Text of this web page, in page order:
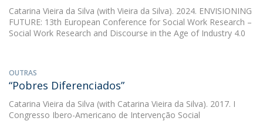
Catarina Vieira da Silva (with Vieira da Silva). 2024. ENVISIONING
FUTURE: 13th European Conference for Social Work Research –
Social Work Research and Discourse in the Age of Industry 4.0
OUTRAS
“Pobres Diferenciados”
Catarina Vieira da Silva (with Catarina Vieira da Silva). 2017. I
Congresso Ibero-Americano de Intervenção Social